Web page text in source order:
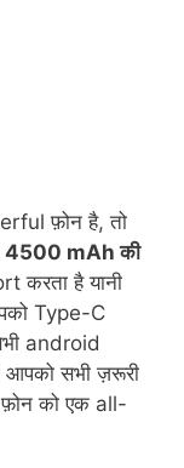
फ़ोन है, तो
4500 mAh की
करता है यानी
Type-C
android
सभी ज़रूरी
को एक all-